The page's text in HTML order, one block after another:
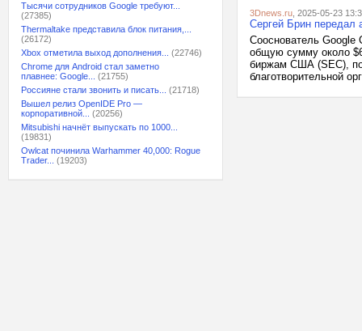
Тысячи сотрудников Google требуют...
(27385)
Thermaltake представила блок питания,...
(26172)
Xbox отметила выход дополнения...
(22746)
Chrome для Android стал заметно
плавнее: Google...
(21755)
Россияне стали звонить и писать...
(21718)
Вышел релиз OpenIDE Pro —
корпоративной...
(20256)
Mitsubishi начнёт выпускать по 1000...
(19831)
Owlcat починила Warhammer 40,000: Rogue
Trader...
(19203)
3Dnews.ru , 2025-05-23
Сергей Брин передал
Сооснователь Google
общую сумму около
биржам США (SEC),
благотворительной